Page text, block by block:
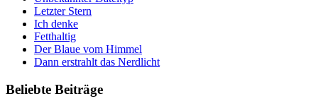
Letzter Stern
Ich denke
Fetthaltig
Der Blaue vom Himmel
Dann erstrahlt das Nerdlicht
Beliebte Beiträge